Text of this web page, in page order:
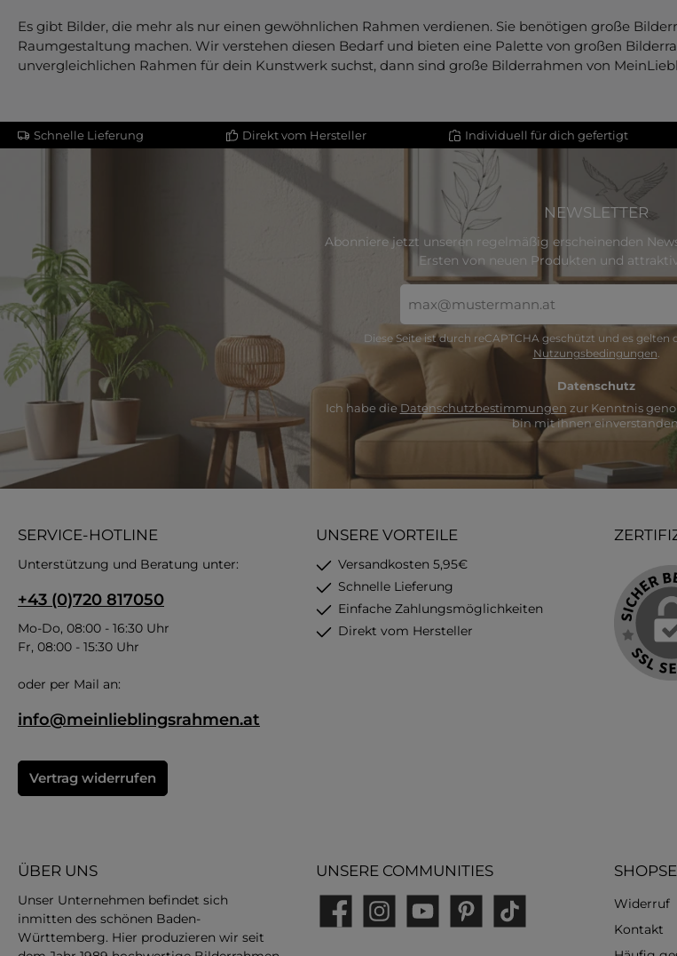
Es gibt Bilder, die mehr als nur einen gewöhnlichen Rahmen verdienen. Sie benötigen große
Raumgestaltung machen. Wir verstehen diesen Bedarf und bieten eine Palette von großen
unvergleichlichen Rahmen für dein Kunstwerk suchst, dann sind große Bilderrahmen von
Schnelle Lieferung Direkt vom Hersteller Individuell für dich gefertigt
NEWSLETTER
Abonniere jetzt unseren regelmäßig erscheinenden
Ersten von neuen Produkten und
Mail-
Adresse
Diese Seite ist durch reCAPTCHA geschützt und es gelten
Nutzungsbedingungen.
Datenschutz
Ich habe dieDatenschutzbestimmungen zur Kenntnis
bin mit ihnen
SERVICE-HOTLINE
Unterstützung und Beratung unter:
+43 (0)720 817050
Mo-Do, 08:00 - 16:30 Uhr
Fr, 08:00 - 15:30 Uhr
oder per Mail an:
info@meinlieblingsrahmen.at
Vertrag widerrufen
Widerruf
Kontakt
ÜBER UNS
Unser Unternehmen befindet sich
inmitten des schönen Baden-
Württemberg. Hier produzieren wir seit
UNSERE VORTEILE
Versandkosten 5,95€
Schnelle Lieferung
Einfache Zahlungsmöglichkeiten
Direkt vom Hersteller
UNSERE COMMUNITIES
FacebookInstagramYouTube PinterestTikTok